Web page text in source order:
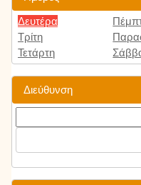
Δευτέρα
Τρίτη
Τετάρτη
Διεύθυνση